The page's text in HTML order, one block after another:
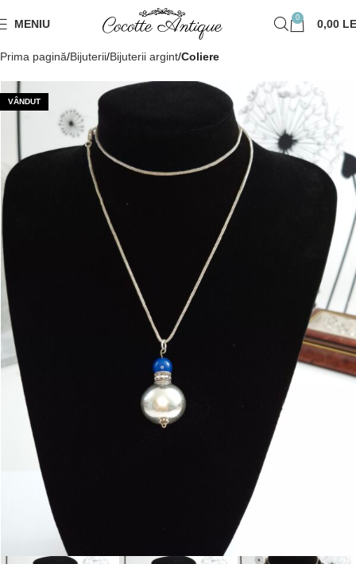
MENIU 0 0,00
Prima pagină Bijuterii Bijuterii argint Coliere
VÂNDUT